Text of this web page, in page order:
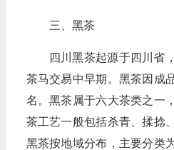
三、黑茶
四川黑茶起源于四川省
茶马交易中早期。黑茶因成
名。黑茶属于六大茶类之一
茶工艺一般包括杀青、揉捻
黑茶按地域分布，主要分类